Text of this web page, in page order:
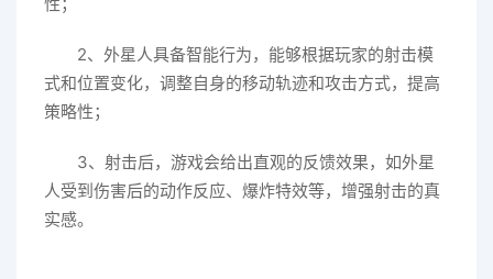
2、外星人具备智能行为，能够根据玩家的射击模
式和位置变化，调整自身的移动轨迹和攻击方式，提高
策略性；
3、射击后，游戏会给出直观的反馈效果，如外星
人受到伤害后的动作反应、爆炸特效等，增强射击的真
实感。